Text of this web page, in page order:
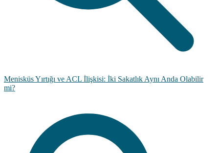
Menisküs Yırtığı ve ACL İlişkisi: İki Sakatlık Aynı Anda Olabilir
mi?